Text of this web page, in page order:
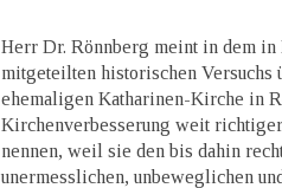
Herr Dr. Rönnberg meint in dem in
mitgeteilten historischen Versuchs
ehemaligen Katharinen-Kirche in
Kirchenverbesserung weit
nennen, weil sie den bis dahin
unermesslichen, unbeweglichen